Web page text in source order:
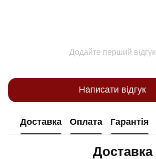
Додайте перший відгук
Написати відгук
Доставка Оплата Гарантія
Доставка